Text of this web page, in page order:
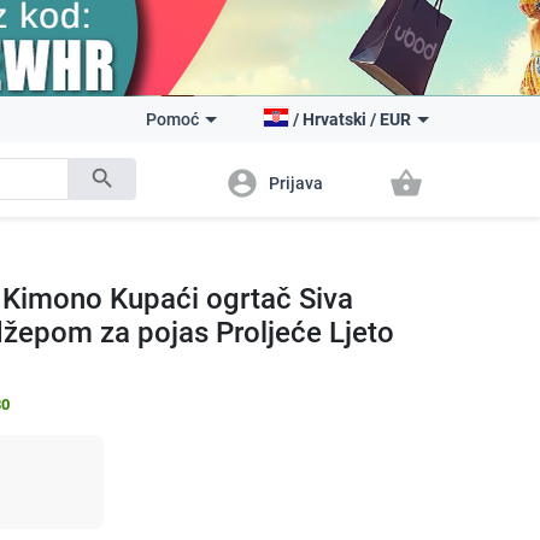
search
Pomoć / Hrvatski / EUR
account_circle Prijava shopping_basket
Kupaći ogrtač Siva
za pojas Proljeće Ljeto